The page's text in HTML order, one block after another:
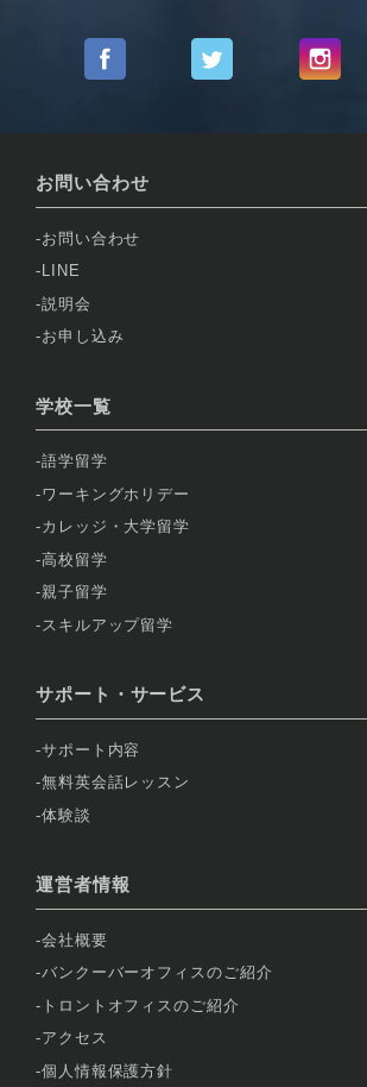
お問い合わせ
お問い合わせ
LINE
説明会
お申し込み
学校一覧
語学留学
ワーキングホリデー
カレッジ・大学留学
高校留学
親子留学
スキルアップ留学
サポート・サービス
サポート内容
無料英会話レッスン
体験談
運営者情報
会社概要
バンクーバーオフィスのご紹介
トロントオフィスのご紹介
アクセス
個人情報保護方針